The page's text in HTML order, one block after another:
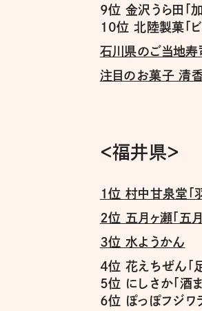
9位 金沢うら田「
10位 北陸製菓「ビ
石川県のご当地寿
注目のお菓子 清香
＜福井県＞
１位 村中甘泉堂「
２位 五月ヶ瀬「五
３位 水ようかん
４位 花えちぜん「
５位 にしさか「酒
６位 ぽっぽフジワ